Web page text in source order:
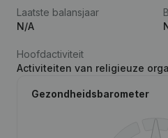
Laatste balansjaar
N/A
Hoofdactiviteit
Activiteiten van religieuze
Gezondheidsbarometer